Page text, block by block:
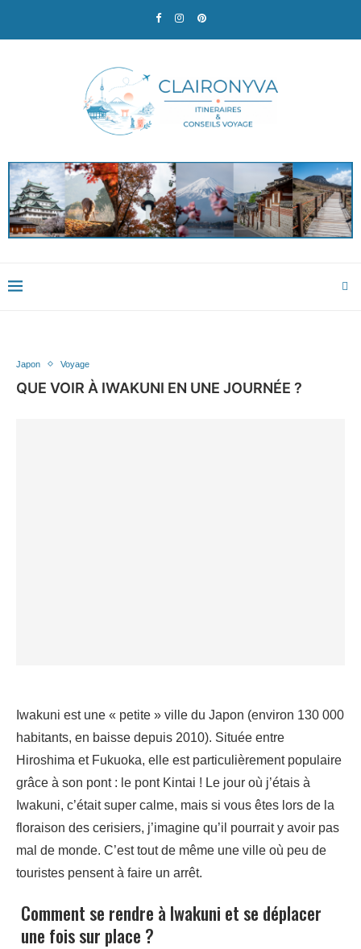
Japon Voyage
QUE VOIR À IWAKUNI EN UNE JOURNÉE ?
Iwakuni est une « petite » ville du Japon (environ 130 000
habitants, en baisse depuis 2010). Située entre
Hiroshima et Fukuoka, elle est particulièrement populaire
grâce à son pont : le pont Kintai ! Le jour où j’étais à
Iwakuni, c’était super calme, mais si vous êtes lors de la
floraison des cerisiers, j’imagine qu’il pourrait y avoir pas
mal de monde. C’est tout de même une ville où peu de
touristes pensent à faire un arrêt.
Comment se rendre à Iwakuni et se déplacer
une fois sur place ?